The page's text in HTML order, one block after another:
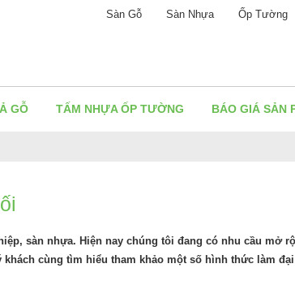
Sàn Gỗ Sàn Nhựa Ốp Tường
GỖ TẤM NHỰA ỐP TƯỜNG BÁO GIÁ SẢN
sàn nhựa. Hiện nay chúng tôi đang có nhu cầu mở
cùng tìm hiểu tham khảo một số hình thức làm